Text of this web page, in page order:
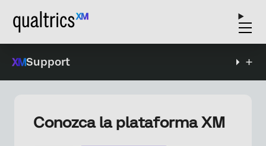
Support
Conozca la plataforma XM